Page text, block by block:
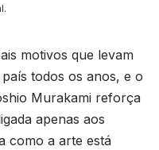
motivos que levam
todos os anos, e o
Murakami reforça
apenas aos
como a arte está